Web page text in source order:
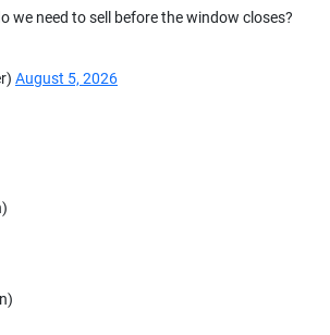
we need to sell before the window closes?
August 5, 2026